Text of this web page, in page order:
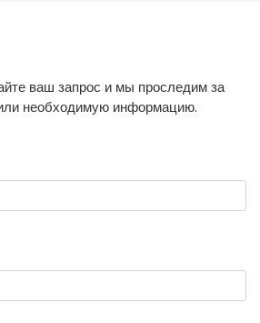
ваш запрос и мы проследим за
необходимую информацию.